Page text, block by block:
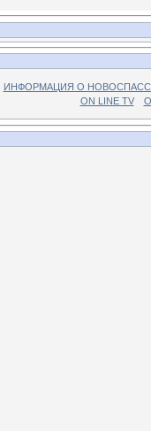
ИНФОРМАЦИЯ О
ON LINE TV